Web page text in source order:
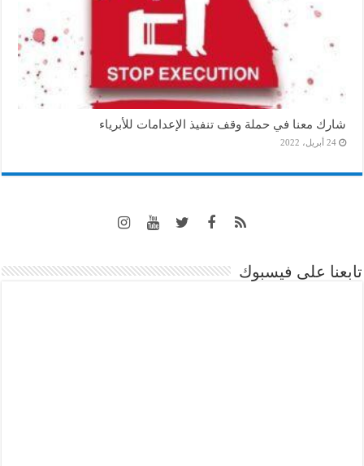
شارك معنا في حملة وقف تنفيذ الإعدامات للأبرياء
24 أبريل، 2022
تابعنا على فيسبوك